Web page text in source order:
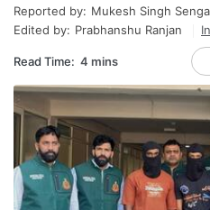
Reported by: Mukesh Singh
Edited by: Prabhanshu Ranjan
Read Time: 4 mins